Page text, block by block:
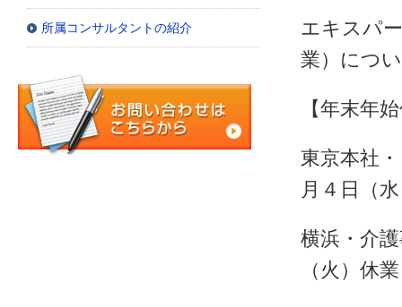
エキスパ
業）につ
【年末年
東京本社
月４日（
横浜・介
（火）休業
所属コンサルタントの紹介